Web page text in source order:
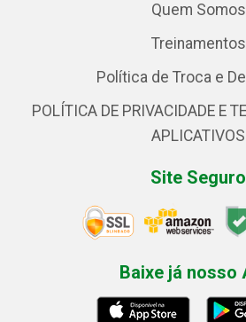
Quem Somos
Treinamentos
Política de Troca e
POLÍTICA DE PRIVACIDADE E
APLICATIVOS
Site Seguro
Baixe já nosso